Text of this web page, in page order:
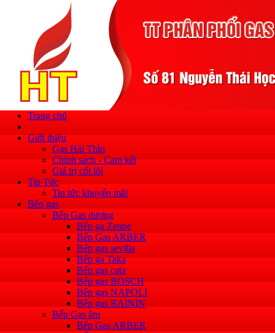
Trang chủ
Giới thiệu
Gas Hải Thìn
Chính sách - Cam kết
Giá trị cốt lõi
Tin Tức
Tin tức khuyến mãi
Bếp gas
Bếp Gas dương
Bếp ga Zenne
Bếp Gas ARBER
Bếp gas sevilla
Bếp ga Taka
Bếp gas cata
Bếp gas BOSCH
Bếp gas NAPOLI
Bếp gas RAININ
Bếp Gas âm
Bếp Gas ARBER